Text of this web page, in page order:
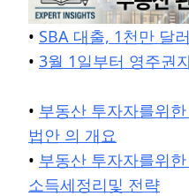
• SBA 대출, 1천만 달
• 3월 1일부터 영주권
• 부동산 투자자를위
법안 의 개요
• 부동산 투자자를위
소득세정리및 전략